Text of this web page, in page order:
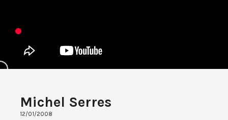
Michel Serres
12/01/2008